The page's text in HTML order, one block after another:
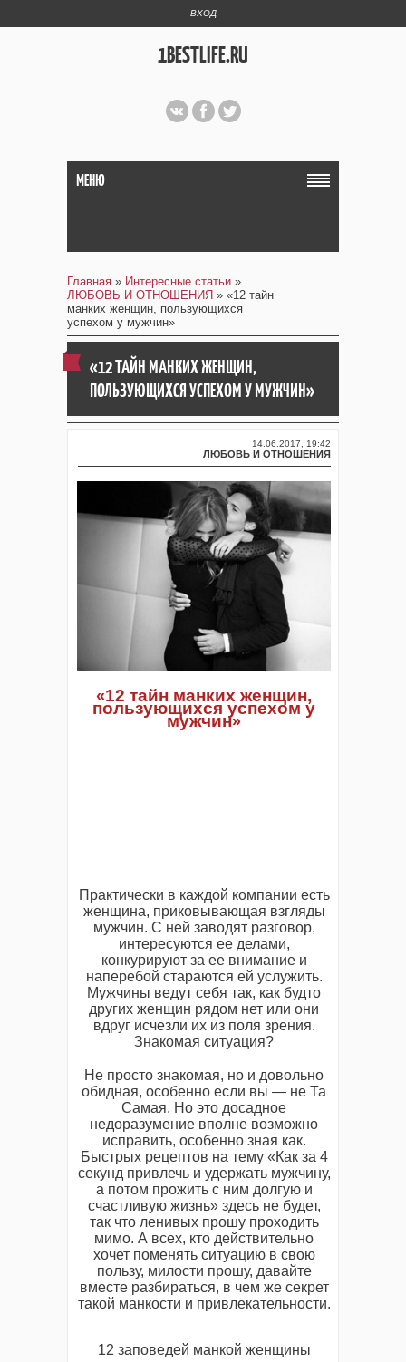
ВХОД
1BESTLIFE.RU
МЕНЮ
Главная » Интересные статьи »
ЛЮБОВЬ И ОТНОШЕНИЯ » «12 тайн
манких женщин, пользующихся
успехом у мужчин»
«12 ТАЙН МАНКИХ ЖЕНЩИН,
ПОЛЬЗУЮЩИХСЯ УСПЕХОМ У МУЖЧИН»
14.06.2017, 19:42
ЛЮБОВЬ И ОТНОШЕНИЯ
«12 тайн манких женщин,
пользующихся успехом у
мужчин»
Практически в каждой компании есть
женщина, приковывающая взгляды
мужчин. С ней заводят разговор,
интересуются ее делами,
конкурируют за ее внимание и
наперебой стараются ей услужить.
Мужчины ведут себя так, как будто
других женщин рядом нет или они
вдруг исчезли их из поля зрения.
Знакомая ситуация?
Не просто знакомая, но и довольно
обидная, особенно если вы — не Та
Самая. Но это досадное
недоразумение вполне возможно
исправить, особенно зная как.
Быстрых рецептов на тему «Как за 4
секунд привлечь и удержать мужчину,
а потом прожить с ним долгую и
счастливую жизнь» здесь не будет,
так что ленивых прошу проходить
мимо. А всех, кто действительно
хочет поменять ситуацию в свою
пользу, милости прошу, давайте
вместе разбираться, в чем же секрет
такой манкости и привлекательности.
12 заповедей манкой женщины